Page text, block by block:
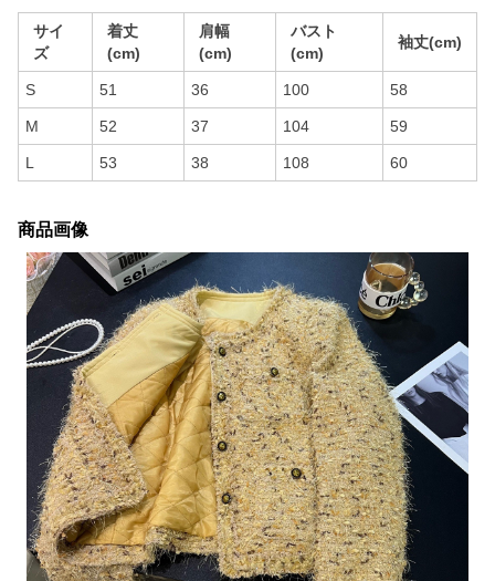
サイ
ズ
着丈
(cm)
肩幅
(cm)
バスト
(cm)
袖丈(cm)
S 51 36 100 58
M 52 37 104 59
L 53 38 108 60
商品画像